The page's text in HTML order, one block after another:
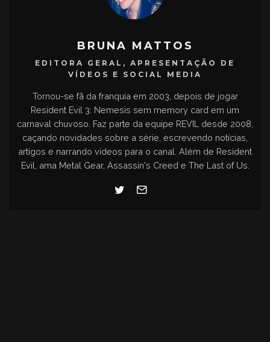
BRUNA MATTOS
EDITORA GERAL, APRESENTAÇÃO DE
VÍDEOS E SOCIAL MEDIA
Tornou-se fã da franquia em 2003, depois de jogar
Resident Evil 3: Nemesis sem memory card em um
carnaval chuvoso. Faz parte da equipe REVIL desde 2008,
caçando novidades sobre a série, escrevendo notícias,
artigos e narrando vídeos para o canal. Além de Resident
Evil, ama Metal Gear, Assassin's Creed e The Last of Us.